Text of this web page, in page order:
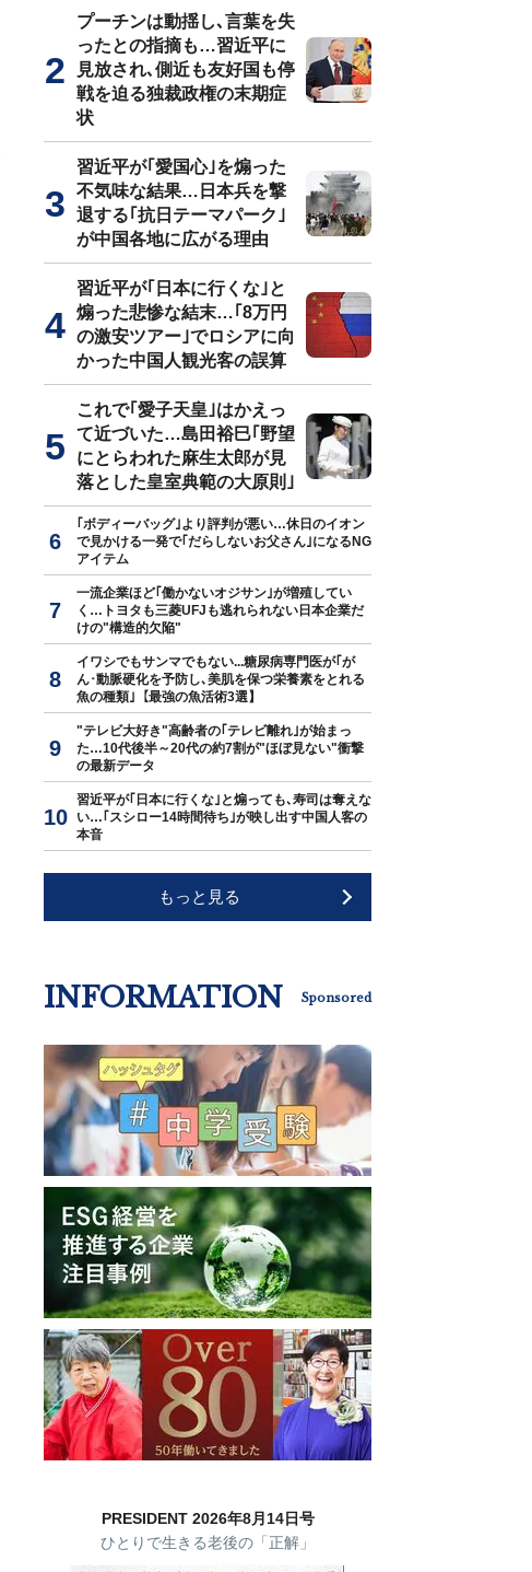
プーチンは動揺し､言葉を失
ったとの指摘も…習近平に
見放され､側近も友好国も停
戦を迫る独裁政権の末期症
状
習近平が｢愛国心｣を煽った
不気味な結果…日本兵を撃
退する｢抗日テーマパーク｣
が中国各地に広がる理由
習近平が｢日本に行くな｣と
煽った悲惨な結末…｢8万円
の激安ツアー｣でロシアに向
かった中国人観光客の誤算
これで｢愛子天皇｣はかえっ
て近づいた…島田裕巳｢野望
にとらわれた麻生太郎が見
落とした皇室典範の大原則｣
｢ボディーバッグ｣より評判が悪い…休日のイオン
で見かける一発で｢だらしないお父さん｣になるNG
アイテム
一流企業ほど｢働かないオジサン｣が増殖してい
く…トヨタも三菱UFJも逃れられない日本企業だ
けの"構造的欠陥"
イワシでもサンマでもない...糖尿病専門医が｢が
ん･動脈硬化を予防し､美肌を保つ栄養素をとれる
魚の種類｣【最強の魚活術3選】
"テレビ大好き"高齢者の｢テレビ離れ｣が始まっ
た…10代後半～20代の約7割が"ほぼ見ない"衝撃
の最新データ
習近平が｢日本に行くな｣と煽っても､寿司は奪えな
い…｢スシロー14時間待ち｣が映し出す中国人客の
本音
もっと見る
INFORMATION Sponsored
PRESIDENT 2026年8月14日号
ひとりで生きる老後の「正解」